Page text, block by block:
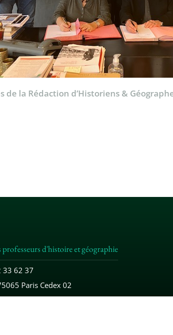
de la Rédaction d’Historiens &
d'histoire et géographie
33 62 37
Paris Cedex 02